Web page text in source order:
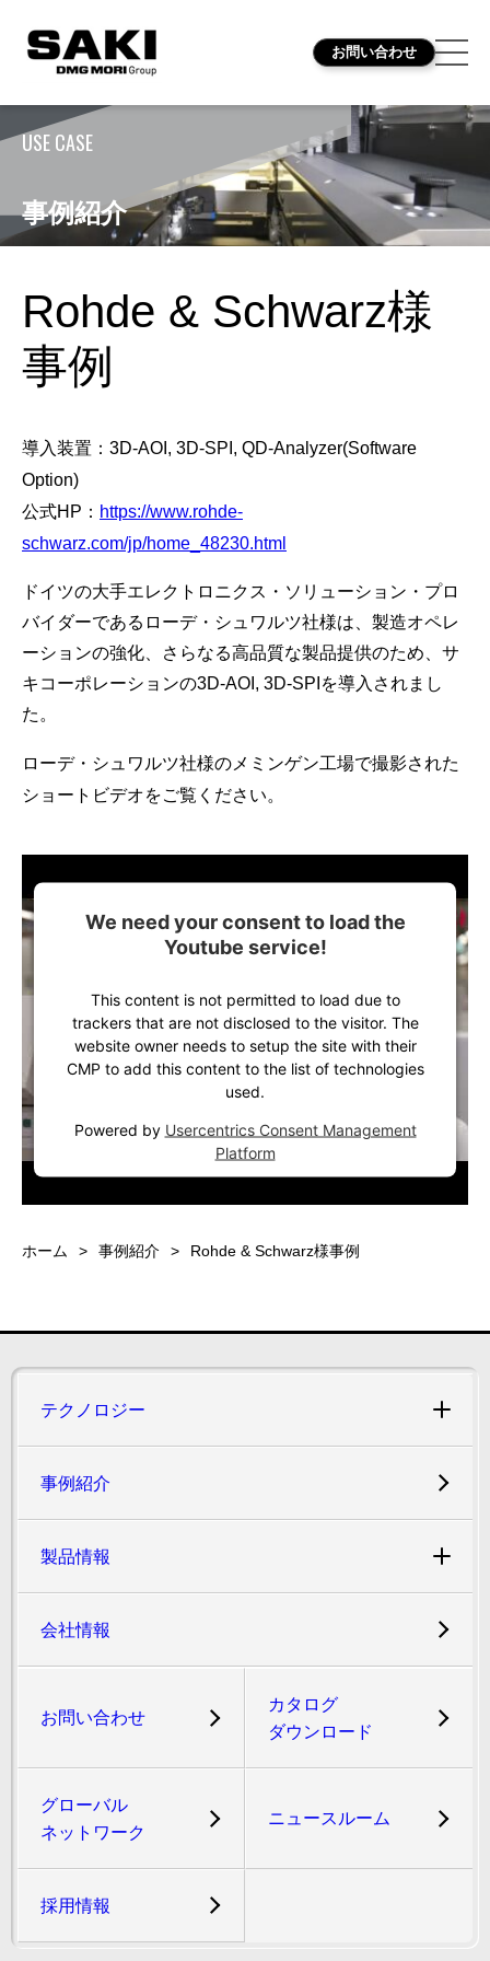
お問い合わせ
USE CASE
事例紹介
Rohde & Schwarz様
事例
導入装置：3D-AOI, 3D-SPI, QD-Analyzer(Software
Option)
公式HP： https://www.rohde-
schwarz.com/jp/home_48230.html
ドイツの大手エレクトロニクス・ソリューション・プロ
バイダーであるローデ・シュワルツ社様は、製造オペレ
ーションの強化、さらなる高品質な製品提供のため、サ
キコーポレーションの3D-AOI, 3D-SPIを導入されまし
た。
ローデ・シュワルツ社様のメミンゲン工場で撮影された
ショートビデオをご覧ください。
We need your consent to load the
Youtube service!
This content is not permitted to load due to
trackers that are not disclosed to the visitor. The
website owner needs to setup the site with their
CMP to add this content to the list of technologies
used.
Powered by Usercentrics Consent Management
Platform
ホーム 事例紹介 Rohde & Schwarz様事例
テクノロジー
事例紹介
製品情報
会社情報
お問い合わせ
カタログ
ダウンロード
グローバル
ネットワーク
ニュースルーム
採用情報